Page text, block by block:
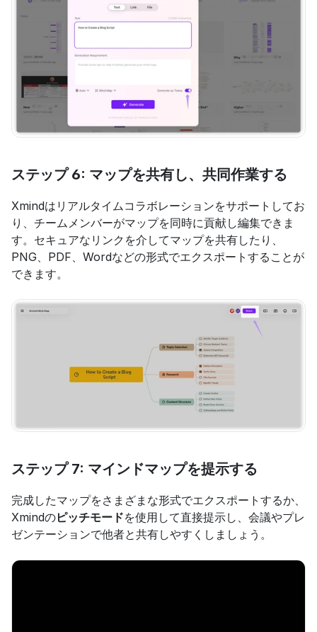
ステップ 6: マップを共有し、共同作業する
Xmindはリアルタイムコラボレーションをサポートしてお
り、チームメンバーがマップを同時に貢献し編集できま
す。セキュアなリンクを介してマップを共有したり、
PNG、PDF、Wordなどの形式でエクスポートすることが
できます。
ステップ 7: マインドマップを提示する
完成したマップをさまざまな形式でエクスポートするか、
Xmindのピッチモードを使用して直接提示し、会議やプレ
ゼンテーションで他者と共有しやすくしましょう。